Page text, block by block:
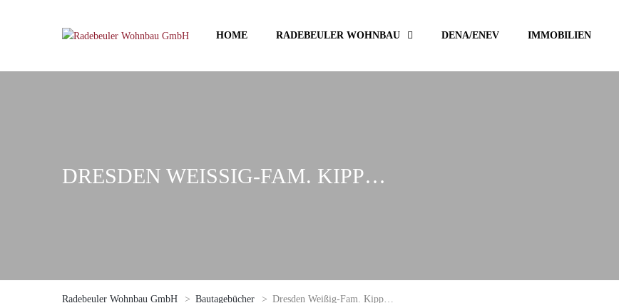
HOME RADEBEULER WOHNBAU DENA/ENEV IMMOBILIEN
DRESDEN WEISSIG-FAM. KIPP…
Radebeuler Wohnbau GmbH > Bautagebücher > Dresden Weißig-Fam. Kipp…